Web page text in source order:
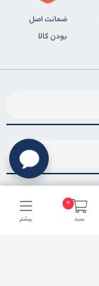
0
سبد بیشتر
ضمانت اصل
بودن کالا